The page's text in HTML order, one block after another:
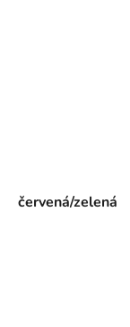
červená/zelená